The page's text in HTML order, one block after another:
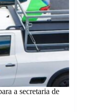
a secretaria de